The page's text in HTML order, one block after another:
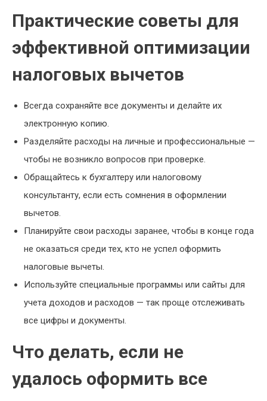
Практические советы для
эффективной оптимизации
налоговых вычетов
Всегда сохраняйте все документы и делайте их
электронную копию.
Разделяйте расходы на личные и профессиональные —
чтобы не возникло вопросов при проверке.
Обращайтесь к бухгалтеру или налоговому
консультанту, если есть сомнения в оформлении
вычетов.
Планируйте свои расходы заранее, чтобы в конце года
не оказаться среди тех, кто не успел оформить
налоговые вычеты.
Используйте специальные программы или сайты для
учета доходов и расходов — так проще отслеживать
все цифры и документы.
Что делать, если не
удалось оформить все